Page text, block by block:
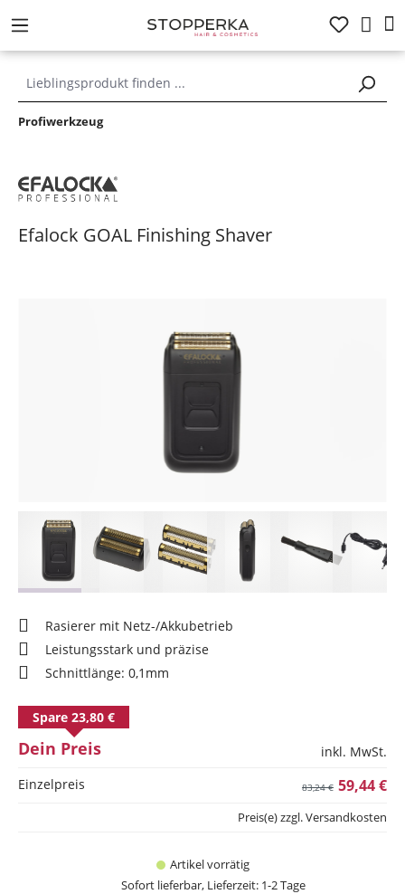
springen
Profiwerkzeug
Efalock GOAL Finishing Shaver
Rasierer mit Netz-/Akkubetrieb
Leistungsstark und präzise
Schnittlänge: 0,1mm
Dein Preis
inkl. MwSt.
Einzelpreis
59,44 €
83,24 €
Spare 23,80 €
Artikel vorrätig
Sofort lieferbar, Lieferzeit: 1-2 Tage
Preis(e) zzgl. Versandkosten